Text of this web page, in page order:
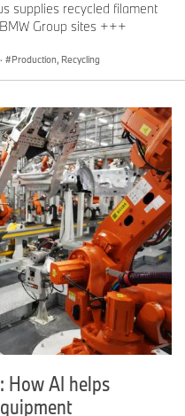
supplies recycled filament
Group sites +++
· Production, Recycling
How AI helps